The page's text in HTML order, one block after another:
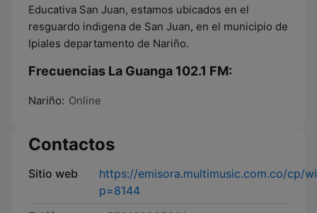
Educativa San Juan, estamos ubicados en el
resguardo indigena de San Juan, en el municipio de
Ipiales departamento de Nariño.
Frecuencias La Guanga 102.1 FM:
Nariño: Online
Contactos
Sitio web
https://emisora.multimusic.com.co/cp/
p=8144